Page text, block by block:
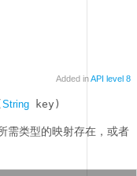
Added inAPI level 8
String key)
需类型的映射存在，或者